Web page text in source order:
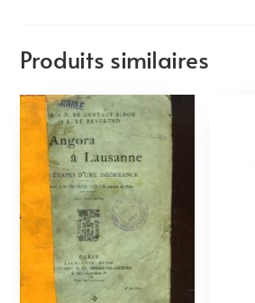
Produits similaires